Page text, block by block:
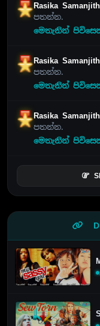
Rasika
පතන්න.
මෙතැනින්
Rasika
පතන්න.
මෙතැනින්
Rasika
පතන්න.
මෙතැනින්